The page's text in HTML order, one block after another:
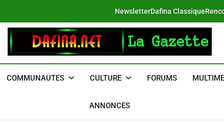
NewsletterDafina Classique
DAFINA
COMMUNAUTES CULTURE FORUMS
ANNONCES